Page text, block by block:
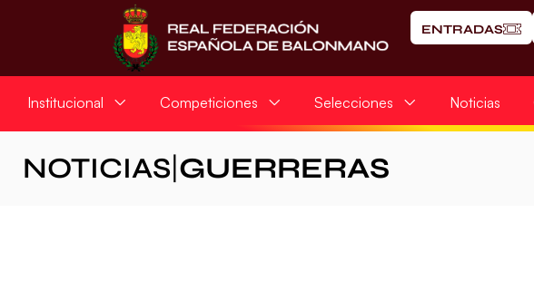
ENTRADAS
Institucional Competiciones Selecciones Noticias
NOTICIAS GUERRERAS